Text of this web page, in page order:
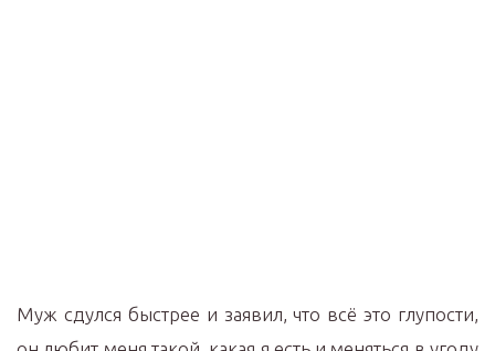
Муж сдулся быстрее и заявил, что всё это глупости,